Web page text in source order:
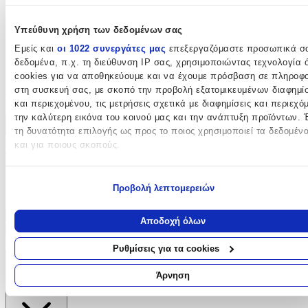
Υπεύθυνη χρήση των δεδομένων σας
Εμείς και οι 1022 συνεργάτες μας επεξεργαζόμαστε προσωπικά
δεδομένα, π.χ. τη διεύθυνση IP σας, χρησιμοποιώντας τεχνολογία
cookies για να αποθηκεύουμε και να έχουμε πρόσβαση σε
στη συσκευή σας, με σκοπό την προβολή εξατομικευμένων
και περιεχομένου, τις μετρήσεις σχετικά με διαφημίσεις και
την καλύτερη εικόνα του κοινού μας και την ανάπτυξη προϊόντων.
τη δυνατότητα επιλογής ως προς το ποιος χρησιμοποιεί τα
και για ποιους σκοπούς.
Να συλλέξουμε πληροφορίες σχετικά με τη γεωγραφική σας
Να αναγνωρίσουμε τη συσκευή σας σαρώνοντας ενεργά για
συγκεκριμένα χαρακτηριστικά (δακτυλικό αποτύπωμα)
Μάθετε περισσότερα σχετικά με τον τρόπο επεξεργασίας των
προσωπικών σας δεδομένων και καθορίστε τις προτιμήσεις σας
ενότητα “Λεπτομέρειες”. Μπορείτε να αλλάξετε ή να
συγκατάθεσή σας ανά πάσα στιγμή από τη Δήλωση Cookies.
Προβολή λεπτομερειών
Αποδοχή όλων
Ρυθμίσεις για τα cookies
Άρνηση
OEM
Αξιολογήσεις
Προς το παρόν δεν υπάρχουν άλλες αξιολογήσεις. Όταν
προστεθούν, θα εμφανιστούν εδώ.
Πώς υπολογίζεται η βαθμολογία
Η τελική βαθμολογία βασίζεται αποκλειστικά σε κριτικές χρηστών
επιβεβαιώσει την αγορά τους.
Γράψου στο Νewsletter μας για νέα & προσφορές!
Εγγραφή
Πατώντας «Εγγραφή» αποδέχεσαι τους όρους χρήσης
ΕΤΑΙΡΕΙΑ